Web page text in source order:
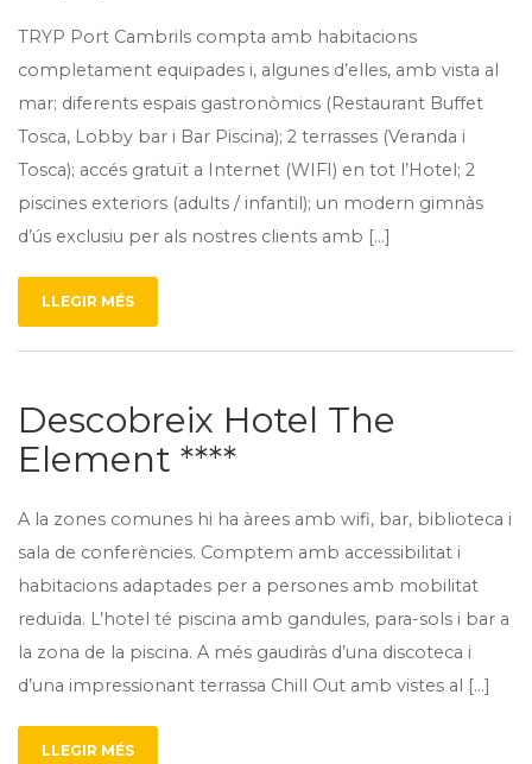
TRYP Port Cambrils compta amb habitacions
completament equipades i, algunes d’elles, amb vista al
mar; diferents espais gastronòmics (Restaurant Buffet
Tosca, Lobby bar i Bar Piscina); 2 terrasses (Veranda i
Tosca); accés gratuït a Internet (WIFI) en tot l’Hotel; 2
piscines exteriors (adults / infantil); un modern gimnàs
d’ús exclusiu per als nostres clients amb […]
LLEGIR MÉS
Descobreix Hotel The
Element ****
A la zones comunes hi ha àrees amb wifi, bar, biblioteca i
sala de conferències. Comptem amb accessibilitat i
habitacions adaptades per a persones amb mobilitat
reduïda. L’hotel té piscina amb gandules, para-sols i bar a
la zona de la piscina. A més gaudiràs d’una discoteca i
d’una impressionant terrassa Chill Out amb vistes al […]
LLEGIR MÉS